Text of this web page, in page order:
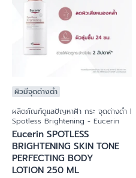
ผิวมีจุดด่างดำ
ผลิตภัณฑ์ดูแลปัญหาฝ้า กระ จุดด่างดำ l
Spotless Brightening - Eucerin
Eucerin SPOTLESS
BRIGHTENING SKIN TONE
PERFECTING BODY
LOTION 250 ML